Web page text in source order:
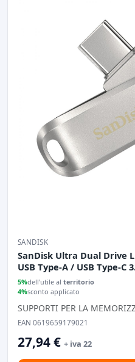
SANDISK
SanDisk Ultra Dual Drive
USB Type-A / USB Type-C
inox
5%dell'utile al territorio
4%sconto applicato
SUPPORTI PER LA
EAN 0619659179021
27,94 € + iva 22